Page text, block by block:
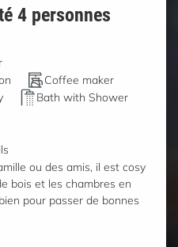
4 personnes
Coffee maker
Bath with Shower
ou des amis, il est cosy
bois et les chambres en
pour passer de bonnes